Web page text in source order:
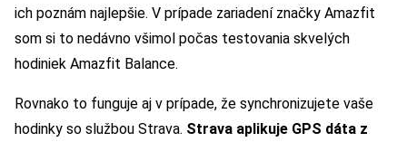
ich poznám najlepšie. V prípade zariadení značky Amazfit
som si to nedávno všimol počas testovania skvelých
hodiniek Amazfit Balance.
Rovnako to funguje aj v prípade, že synchronizujete vaše
hodinky so službou Strava. Strava aplikuje GPS dáta z